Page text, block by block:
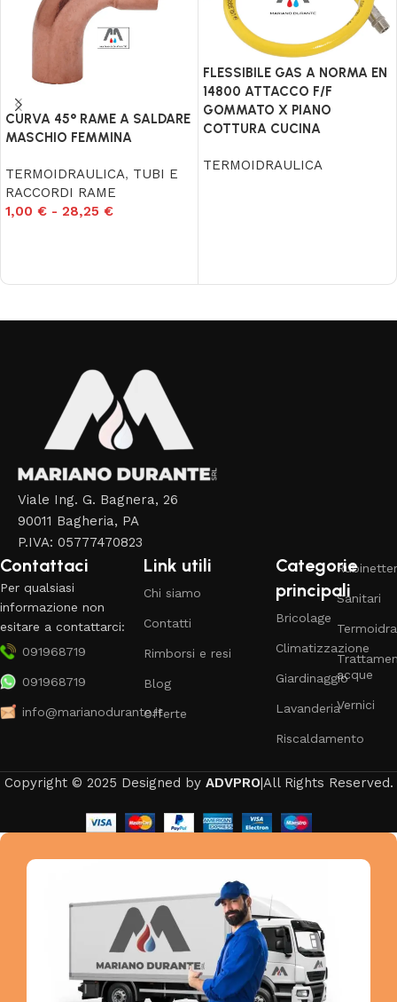
CURVA 45° RAME A SALDARE
MASCHIO FEMMINA
TERMOIDRAULICA, TUBI E
RACCORDI RAME
1,00 € - 28,25 €
FLESSIBILE GAS A NORMA EN
14800 ATTACCO F/F
GOMMATO X PIANO
COTTURA CUCINA
TERMOIDRAULICA
Viale Ing. G. Bagnera, 26
90011 Bagheria, PA
P.IVA: 05777470823
Contattaci
Per qualsiasi
informazione non
esitare a contattarci:
091968719
091968719
info@marianodurante.it
Link utili
Chi siamo
Contatti
Rimborsi e resi
Blog
Offerte
Categorie
principali
Bricolage
Climatizzazione
Giardinaggio
Lavanderia
Riscaldamento
Sanitari
acque
Vernici
Copyright © 2025 Designed by ADVPRO|All Rights Reserved.